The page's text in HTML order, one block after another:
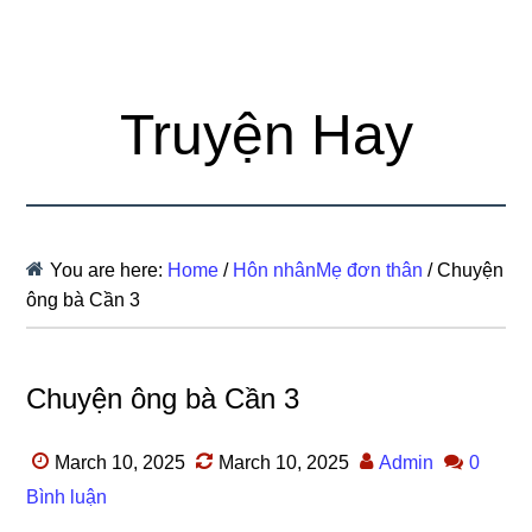
Truyện Hay
You are here: Home / Hôn nhânMẹ đơn thân /Chuyện
ông bà Cần 3
Chuyện ông bà Cần 3
March 10, 2025 March 10, 2025 Admin
0
Bình luận